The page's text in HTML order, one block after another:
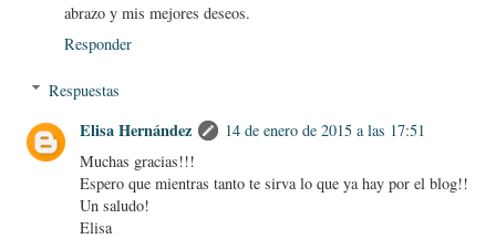
abrazo y mis mejores deseos.
Responder
Respuestas
Elisa Hernández
14 de enero de 2015 a las 17:51
Muchas gracias!!!
Espero que mientras tanto te sirva lo que ya hay por el blog!!
Un saludo!
Elisa